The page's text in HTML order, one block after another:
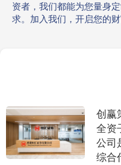
资者，我们都能为您量身
求。加入我们，开启您的
创赢
全资
公司
综合